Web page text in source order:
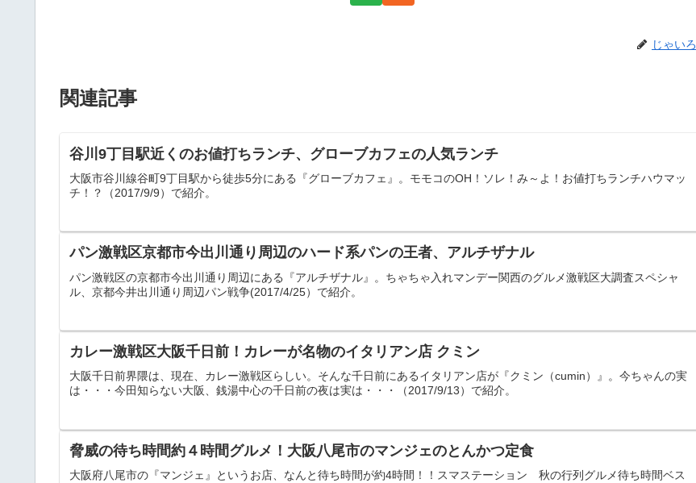
じゃいろ
関連記事
谷川9丁目駅近くのお値打ちランチ、グローブカフェの人気ランチ
大阪市谷川線谷町9丁目駅から徒歩5分にある『グローブカフェ』。モモコのOH！ソレ！み～よ！お値打ちランチハウマッ
チ！？（2017/9/9）で紹介。
パン激戦区京都市今出川通り周辺のハード系パンの王者、アルチザナル
パン激戦区の京都市今出川通り周辺にある『アルチザナル』。ちゃちゃ入れマンデー関西のグルメ激戦区大調査スペシャ
ル、京都今井出川通り周辺パン戦争(2017/4/25）で紹介。
カレー激戦区大阪千日前！カレーが名物のイタリアン店 クミン
大阪千日前界隈は、現在、カレー激戦区らしい。そんな千日前にあるイタリアン店が『クミン（cumin）』。今ちゃんの実
は・・・今田知らない大阪、銭湯中心の千日前の夜は実は・・・（2017/9/13）で紹介。
脅威の待ち時間約４時間グルメ！大阪八尾市のマンジェのとんかつ定食
大阪府八尾市の『マンジェ』というお店、なんと待ち時間が約4時間！！スマステーション 秋の行列グルメ待ち時間ベス